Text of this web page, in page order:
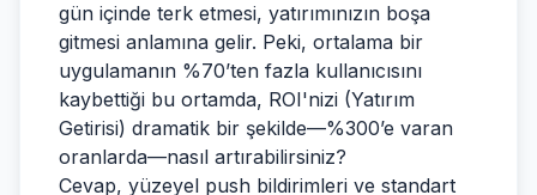
gün içinde terk etmesi, yatırımınızın boşa
gitmesi anlamına gelir. Peki, ortalama bir
uygulamanın %70’ten fazla kullanıcısını
kaybettiği bu ortamda, ROI'nizi (Yatırım
Getirisi) dramatik bir şekilde—%300’e varan
oranlarda—nasıl artırabilirsiniz?
Cevap, yüzeyel push bildirimleri ve standart